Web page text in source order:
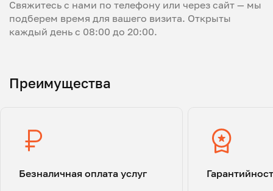
Свяжитесь с нами по телефону или через сайт — мы
подберем время для вашего визита. Открыты
каждый день с 08:00 до 20:00.
Преимущества
Безналичная оплата услуг